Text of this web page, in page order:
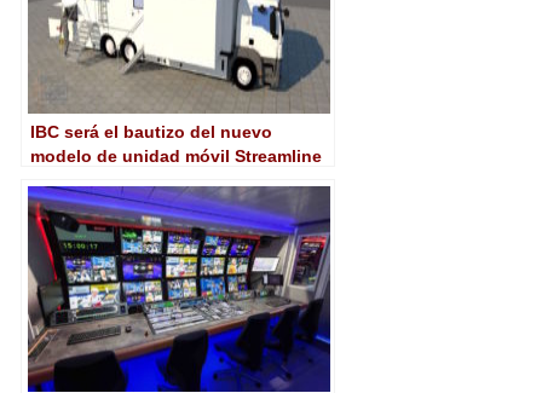
IBC será el bautizo del nuevo
modelo de unidad móvil Streamline